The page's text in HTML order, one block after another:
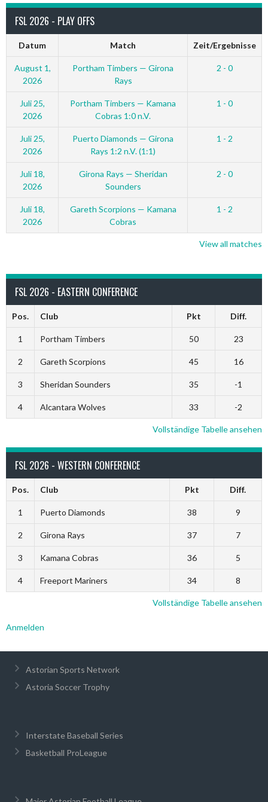
FSL 2026 - PLAY OFFS
Datum Match Zeit/Ergebnisse
August 1,
2026
Portham Timbers — Girona
Rays
2 - 0
Juli 25,
2026
Portham Timbers — Kamana
Cobras 1:0 n.V.
1 - 0
Juli 25,
2026
Puerto Diamonds — Girona
Rays 1:2 n.V. (1:1)
1 - 2
Juli 18,
2026
Girona Rays — Sheridan
Sounders
2 - 0
Juli 18,
2026
Gareth Scorpions — Kamana
Cobras
1 - 2
View all matches
FSL 2026 - EASTERN CONFERENCE
Pos. Club Pkt Diff.
1 Portham Timbers 50 23
2 Gareth Scorpions 45 16
3 Sheridan Sounders 35 -1
4 Alcantara Wolves 33 -2
Vollständige Tabelle ansehen
FSL 2026 - WESTERN CONFERENCE
Pos. Club Pkt Diff.
1 Puerto Diamonds 38 9
2 Girona Rays 37 7
3 Kamana Cobras 36 5
4 Freeport Mariners 34 8
Vollständige Tabelle ansehen
Anmelden
Astorian Sports Network
Astoria Soccer Trophy
Interstate Baseball Series
Basketball ProLeague